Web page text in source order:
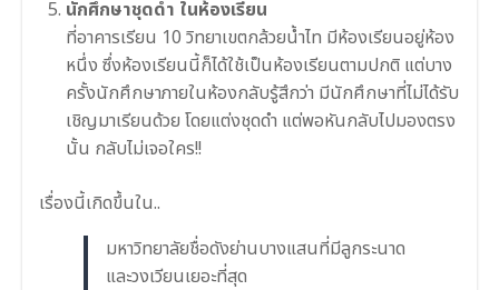
นักศึกษาชุดดำ ในห้องเรียน
ที่อาคารเรียน 10 วิทยาเขตกล้วยน้ำไท มีห้องเรียนอยู่ห้อง
หนึ่ง ซึ่งห้องเรียนนี้ก็ได้ใช้เป็นห้องเรียนตามปกติ แต่บาง
ครั้งนักศึกษาภายในห้องกลับรู้สึกว่า มีนักศึกษาที่ไม่ได้รับ
เชิญมาเรียนด้วย โดยแต่งชุดดำ แต่พอหันกลับไปมองตรง
นั้น กลับไม่เจอใคร!!
เรื่องนี้เกิดขึ้นใน..
มหาวิทยาลัยชื่อดังย่านบางแสนที่มีลูกระนาด
และวงเวียนเยอะที่สุด